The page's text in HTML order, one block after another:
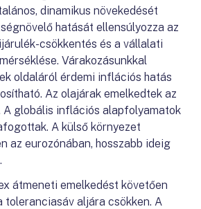
dinamikus növekedését
hatását ellensúlyozza az
csökkentés és a vállalati
Várakozásunkkal
oldaláról érdemi inflációs hatás
Az olajárak emelkedtek az
A globális inflációs alapfolyamatok
A külső környezet
az eurozónában, hosszabb ideig
átmeneti emelkedést követően
toleranciasáv aljára csökken. A